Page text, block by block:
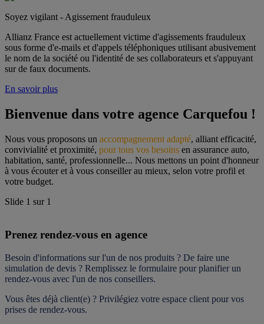
Soyez vigilant - Agissement frauduleux
Allianz France est actuellement victime d'agissements frauduleux
sous forme d'e-mails et d'appels téléphoniques utilisant abusivement
le nom de la société ou l'identité de ses collaborateurs et s'appuyant
sur de faux documents.
En savoir plus
Bienvenue dans votre agence Carquefou !
Nous vous proposons un accompagnement adapté, alliant efficacité,
convivialité et proximité, pour tous vos besoins en assurance auto,
habitation, santé, professionnelle... Nous mettons un point d'honneur
à vous écouter et à vous conseiller au mieux, selon votre profil et
votre budget.
Slide 1 sur 1
Prenez rendez-vous en agence
Besoin d'informations sur l'un de nos produits ? De faire une
simulation de devis ? Remplissez le formulaire pour planifier un
rendez-vous avec l'un de nos conseillers.
Vous êtes déjà client(e) ? Privilégiez votre espace client pour vos
prises de rendez-vous.